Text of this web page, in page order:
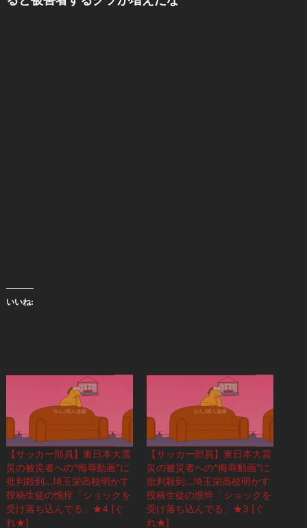
いいね:
【サッカー部員】東日本大震
災の被災者への“侮辱動画”に
批判殺到…埼玉栄高校明かす
投稿生徒の憔悴「ショックを
受け落ち込んでる」★4 [ぐ
れ★]
【サッカー部員】東日本大震
災の被災者への“侮辱動画”に
批判殺到…埼玉栄高校明かす
投稿生徒の憔悴「ショックを
受け落ち込んでる」★3 [ぐ
れ★]